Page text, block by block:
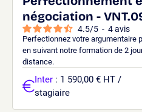
négociation -
4.5/5 - 4avis
Perfectionnez votre argumentaire
en suivant notre formation de 2
distance.
Inter : 1 590,00 € HT /
stagiaire